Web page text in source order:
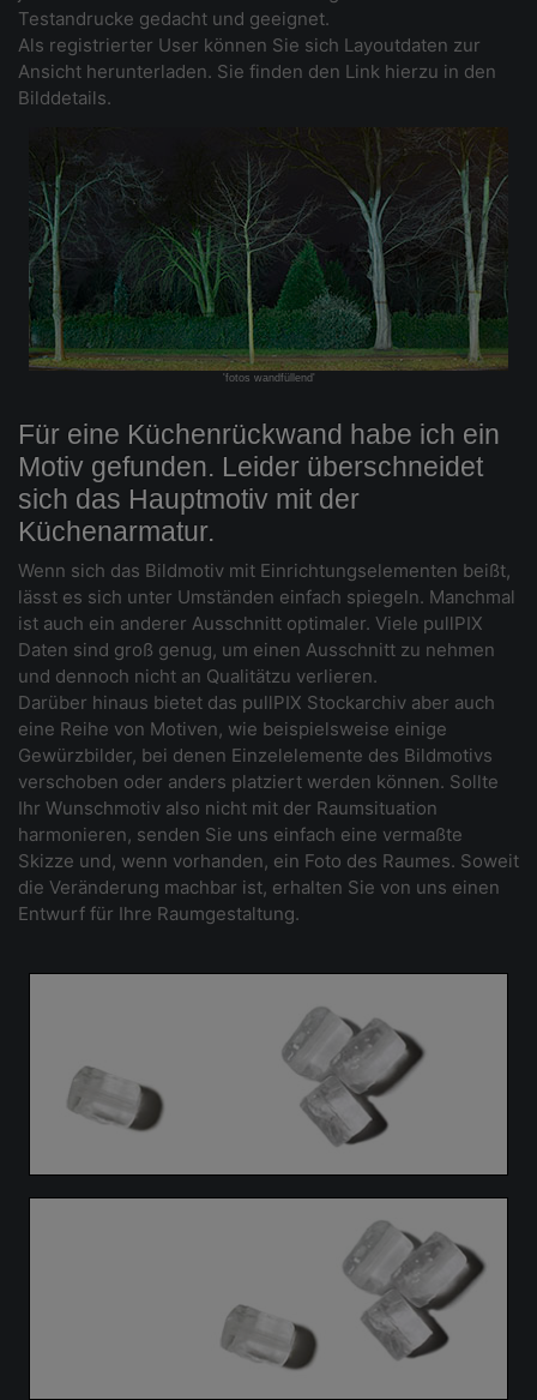
Testandrucke gedacht und geeignet.
Als registrierter User können Sie sich Layoutdaten zur
Ansicht herunterladen. Sie finden den Link hierzu in den
Bilddetails.
'fotos wandfüllend'
Für eine Küchenrückwand habe ich ein
Motiv gefunden. Leider überschneidet
sich das Hauptmotiv mit der
Küchenarmatur.
Wenn sich das Bildmotiv mit Einrichtungselementen beißt,
lässt es sich unter Umständen einfach spiegeln. Manchmal
ist auch ein anderer Ausschnitt optimaler. Viele pullPIX
Daten sind groß genug, um einen Ausschnitt zu nehmen
und dennoch nicht an Qualitätzu verlieren.
Darüber hinaus bietet das pullPIX Stockarchiv aber auch
eine Reihe von Motiven, wie beispielsweise einige
Gewürzbilder, bei denen Einzelelemente des Bildmotivs
verschoben oder anders platziert werden können. Sollte
Ihr Wunschmotiv also nicht mit der Raumsituation
harmonieren, senden Sie uns einfach eine vermaßte
Skizze und, wenn vorhanden, ein Foto des Raumes. Soweit
die Veränderung machbar ist, erhalten Sie von uns einen
Entwurf für Ihre Raumgestaltung.